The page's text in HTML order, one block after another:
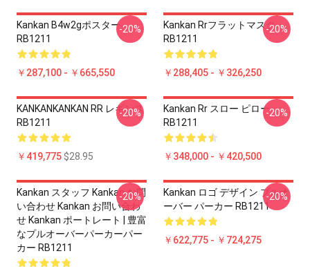
Kankan B4w2gポスター
RB1211
￥287,100 - ￥665,550
-20%
Kankan Rrフラットマスク
RB1211
￥288,405 - ￥326,250
-20%
KANKANKANKAN RR レギンス
RB1211
￥419,775$28.95
-20%
Kankan Rr スロー ピロー
RB1211
￥348,000 - ￥420,500
-20%
Kankan スタッフ Kankan お問
い合わせ Kankan お問い合わ
せ Kankan ポートレート | 豊富
なプルオーバーパーカーパー
カー RB1211
-20%
Kankan ロゴ デザイン プルオ
ーバー パーカー RB1211
￥622,775 - ￥724,275
-20%